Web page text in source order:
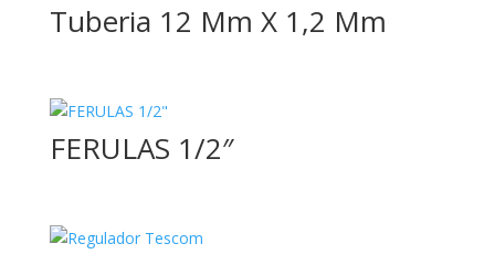
Tuberia 12 Mm X 1,2 Mm
FERULAS 1/2″